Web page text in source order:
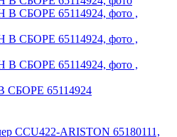
65114924